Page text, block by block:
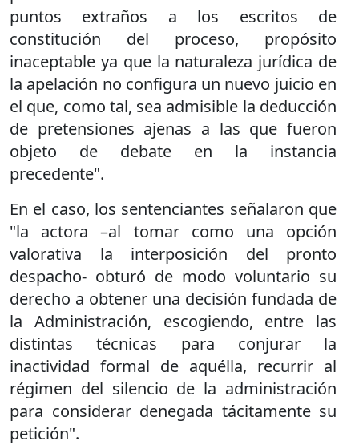
puntos extraños a los escritos de
constitución del proceso, propósito
inaceptable ya que la naturaleza jurídica de
la apelación no configura un nuevo juicio en
el que, como tal, sea admisible la deducción
de pretensiones ajenas a las que fueron
objeto de debate en la instancia
precedente".
En el caso, los sentenciantes señalaron que
"la actora –al tomar como una opción
valorativa la interposición del pronto
despacho- obturó de modo voluntario su
derecho a obtener una decisión fundada de
la Administración, escogiendo, entre las
distintas técnicas para conjurar la
inactividad formal de aquélla, recurrir al
régimen del silencio de la administración
para considerar denegada tácitamente su
petición".